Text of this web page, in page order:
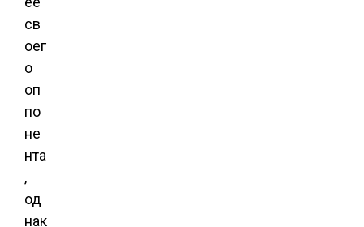
св
оег
о
оп
по
не
нта
,
од
нак